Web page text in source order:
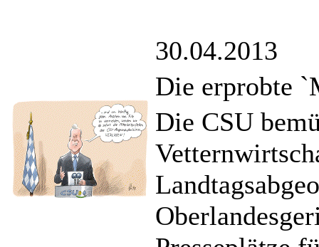
30.04.2013
Die erprobte
Die CSU